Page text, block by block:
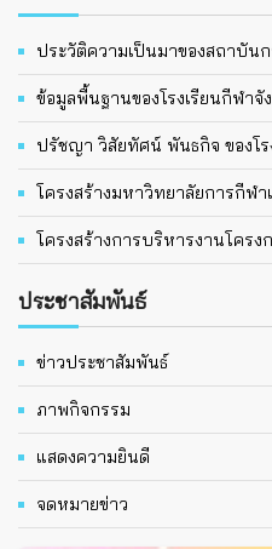
ประวัติความเป็นมาของสถาบัน
ข้อมูลพื้นฐานของโรงเรียนกีฬาจั
ปรัชญา วิสัยทัศน์ พันธกิจ ของโร
โครงสร้างมหาวิทยาลัยการกีฬา
โครงสร้างการบริหารงานโครง
ประชาสัมพันธ์
ข่าวประชาสัมพันธ์
ภาพกิจกรรม
แสดงความยินดี
จดหมายข่าว